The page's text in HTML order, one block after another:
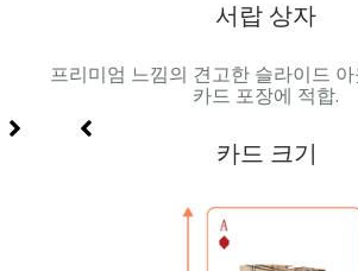
서랍 상자
프리미엄 느낌의 견고한 슬라이드
카드 포장에 적합.
카드 크기